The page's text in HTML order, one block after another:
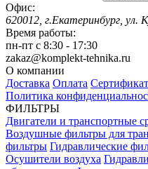
Офис:
620012, г.Екатеринбург, ул.
Время работы:
пн-пт с 8:30 - 17:30
zakaz@komplekt-tehnika.ru
О компании
Доставка Оплата
Политика
ФИЛЬТРЫ
Двигатели и транспортные
Воздушные фильтры для
фильтры Гидравлические
Осушители воздуха